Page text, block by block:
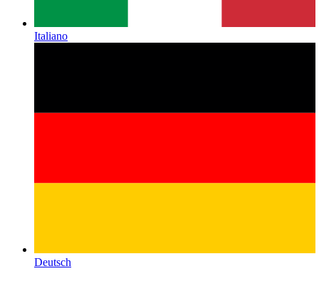
Italiano
Deutsch